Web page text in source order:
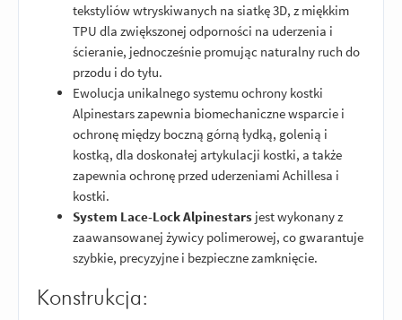
tekstyliów wtryskiwanych na siatkę 3D, z miękkim
TPU dla zwiększonej odporności na uderzenia i
ścieranie, jednocześnie promując naturalny ruch do
przodu i do tyłu.
Ewolucja unikalnego systemu ochrony kostki
Alpinestars zapewnia biomechaniczne wsparcie i
ochronę między boczną górną łydką, golenią i
kostką, dla doskonałej artykulacji kostki, a także
zapewnia ochronę przed uderzeniami Achillesa i
kostki.
System Lace-Lock Alpinestars jest wykonany z
zaawansowanej żywicy polimerowej, co gwarantuje
szybkie, precyzyjne i bezpieczne zamknięcie.
Konstrukcja: